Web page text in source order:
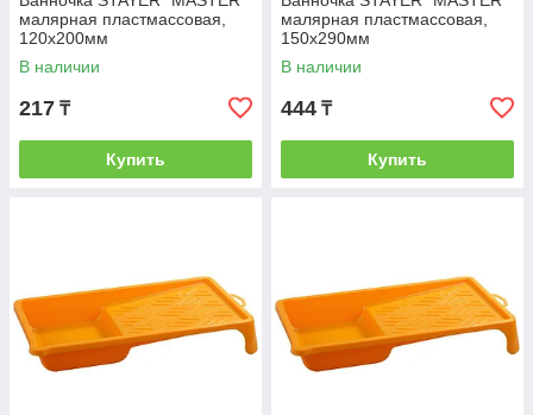
малярная пластмассовая,
120х200мм
В наличии
217 ₸
Купить
малярная пластмассовая,
150х290мм
В наличии
444 ₸
Купить